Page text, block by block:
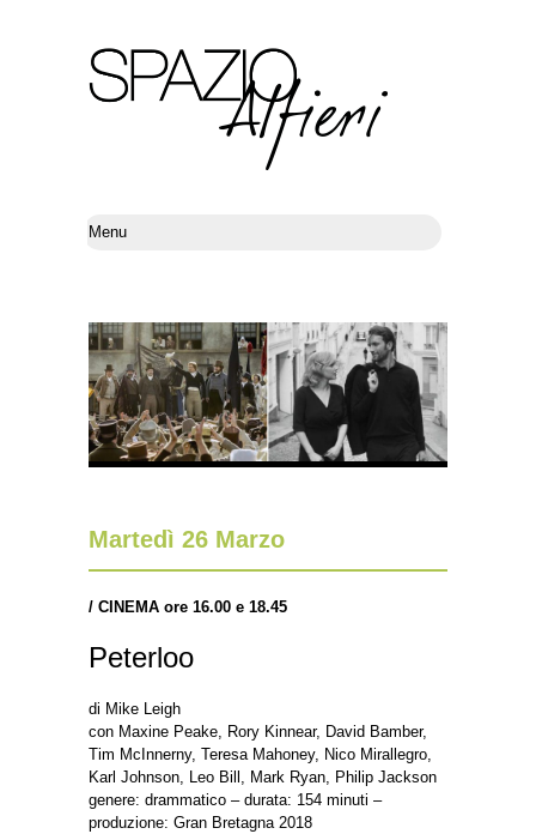
Martedì 26 Marzo
/ CINEMA ore 16.00 e 18.45
Peterloo
di Mike Leigh
con Maxine Peake, Rory Kinnear, David Bamber,
Tim McInnerny, Teresa Mahoney, Nico Mirallegro,
Karl Johnson, Leo Bill, Mark Ryan, Philip Jackson
genere: drammatico – durata: 154 minuti –
produzione: Gran Bretagna 2018